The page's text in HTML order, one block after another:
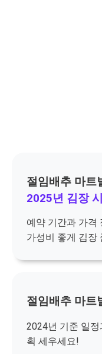
절임배추 마트
2025년 김장
예약 기간과 가격
가성비 좋게 김장
절임배추 마트
2024년 기준 일
획 세우세요!